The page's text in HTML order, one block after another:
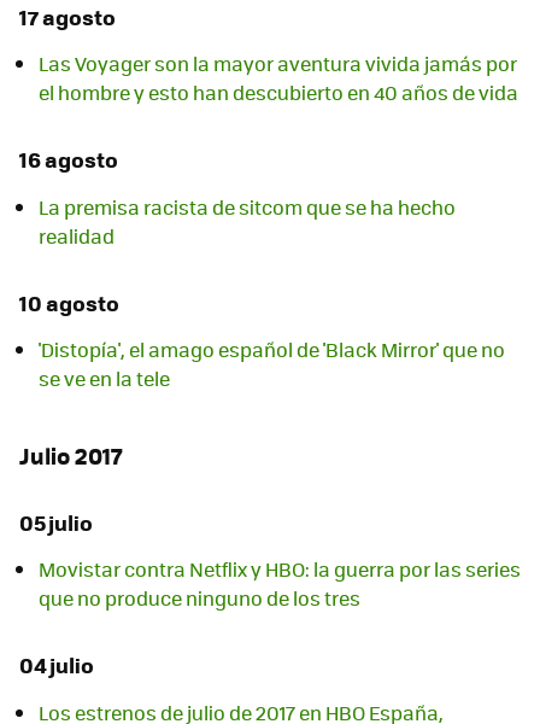
17 agosto
Las Voyager son la mayor aventura vivida jamás por
el hombre y esto han descubierto en 40 años de vida
16 agosto
La premisa racista de sitcom que se ha hecho
realidad
10 agosto
'Distopía', el amago español de 'Black Mirror' que no
se ve en la tele
Julio 2017
05 julio
Movistar contra Netflix y HBO: la guerra por las series
que no produce ninguno de los tres
04 julio
Los estrenos de julio de 2017 en HBO España,